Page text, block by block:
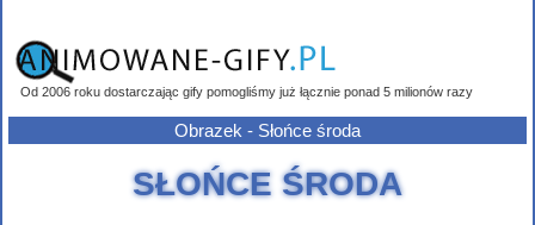
Od 2006 roku dostarczając gify pomogliśmy już łącznie ponad 5 milionów razy
Obrazek - Słońce środa
SŁOŃCE ŚRODA